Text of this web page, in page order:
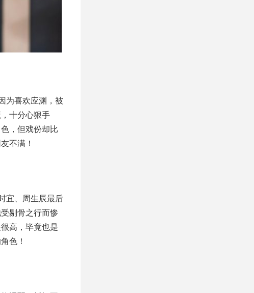
为喜欢应渊，被
十分心狠手
，但戏份却比
不满！
宜、周生辰最后
剔骨之行而惨
高，毕竟也是
色！